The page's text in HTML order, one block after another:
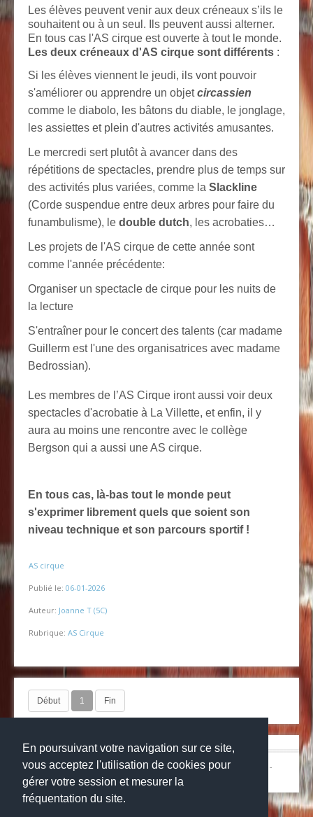
En poursuivant votre navigation sur ce site,
vous acceptez l'utilisation de cookies pour
gérer votre session et mesurer la
fréquentation du site.
Les élèves peuvent venir aux deux créneaux s’ils le
souhaitent ou à un seul. Ils peuvent aussi alterner.
En tous cas l'AS cirque est ouverte à tout le monde.
Les deux créneaux d'AS cirque sont différents :
Si les élèves viennent le jeudi, ils vont pouvoir
s'améliorer ou apprendre un objetcircassien
comme le diabolo, les bâtons du diable, le jonglage,
les assiettes et plein d'autres activités amusantes.
Le mercredi sert plutôt à avancer dans des
répétitions de spectacles, prendre plus de temps sur
des activités plus variées, comme la Slackline
(Corde suspendue entre deux arbres pour faire du
funambulisme), le double dutch, les acrobaties…
Les projets de l'AS cirque de cette année sont
comme l'année précédente:
Organiser un spectacle de cirque pour les nuits de
la lecture
S'entraîner pour le concert des talents (car madame
Guillerm est l'une des organisatrices avec madame
Bedrossian).
Les membres de l’AS Cirque iront aussi voir deux
spectacles d'acrobatie à La Villette, et enfin, il y
aura au moins une rencontre avec le collège
Bergson qui a aussi une AS cirque.
En tous cas, là-bas tout le monde peut
s'exprimer librement quels que soient son
niveau technique et son parcours sportif !
AS cirque
Publié le: 06-01-2026
Auteur: Joanne T (5C)
Rubrique: AS Cirque
Début 1 Fin
© Copyright 2024 Collège la grange aux belles-Mentions légales
-
Websco